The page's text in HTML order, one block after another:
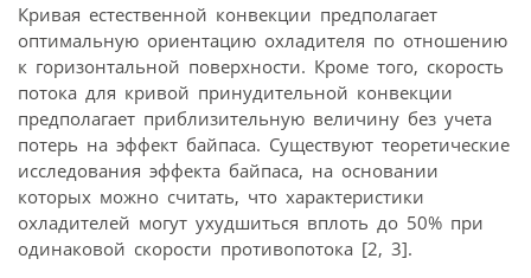
Кривая естественной конвекции предполагает
оптимальную ориентацию охладителя по отношению
к горизонтальной поверхности. Кроме того, скорость
потока для кривой принудительной конвекции
предполагает приблизительную величину без учета
потерь на эффект байпаса. Существуют теоретические
исследования эффекта байпаса, на основании
которых можно считать, что характеристики
охладителей могут ухудшиться вплоть до 50% при
одинаковой скорости противопотока [2, 3].